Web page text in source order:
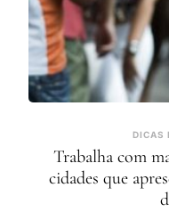
DICAS
Trabalha com
cidades que